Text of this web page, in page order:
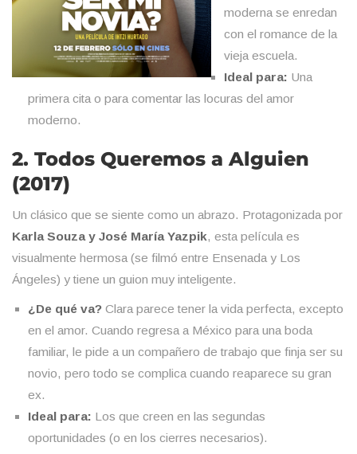
moderna se enredan
con el romance de la
vieja escuela.
Ideal para: Una
primera cita o para comentar las locuras del amor
moderno.
2. Todos Queremos a Alguien
(2017)
Un clásico que se siente como un abrazo. Protagonizada por
Karla Souza y José María Yazpik, esta película es
visualmente hermosa (se filmó entre Ensenada y Los
Ángeles) y tiene un guion muy inteligente.
¿De qué va? Clara parece tener la vida perfecta, excepto
en el amor. Cuando regresa a México para una boda
familiar, le pide a un compañero de trabajo que finja ser su
novio, pero todo se complica cuando reaparece su gran
ex.
Ideal para: Los que creen en las segundas
oportunidades (o en los cierres necesarios).